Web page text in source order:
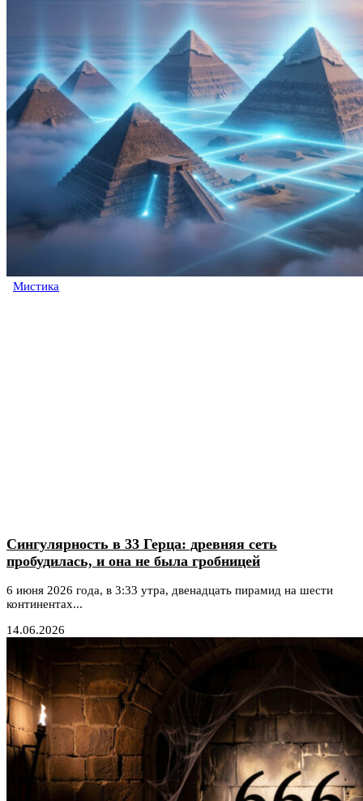
Мистика
Сингулярность в 33 Герца: древняя сеть
пробудилась, и она не была гробницей
6 июня 2026 года, в 3:33 утра, двенадцать пирамид на шести
континентах...
14.06.2026